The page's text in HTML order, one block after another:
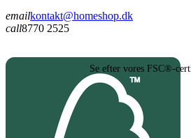
emailkontakt@homeshop.dk
call8770 2525
Se efter vores FSC®-